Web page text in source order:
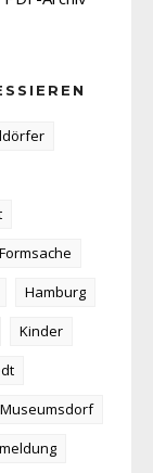
Formsache
Hamburg
Kinder
Museumsdorf